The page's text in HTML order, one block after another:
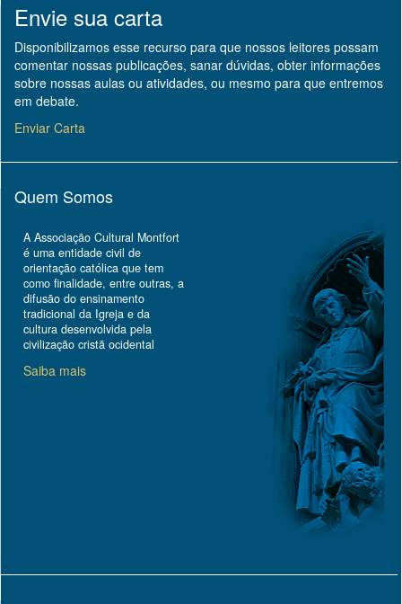
Envie sua carta
Disponibilizamos esse recurso para que nossos leitores possam
comentar nossas publicações, sanar dúvidas, obter informações
sobre nossas aulas ou atividades, ou mesmo para que entremos
em debate.
Enviar Carta
Quem Somos
A Associação Cultural Montfort
é uma entidade civil de
orientação católica que tem
como finalidade, entre outras, a
difusão do ensinamento
tradicional da Igreja e da
cultura desenvolvida pela
civilização cristã ocidental
Saiba mais